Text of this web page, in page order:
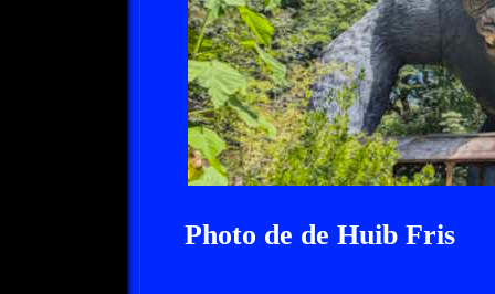
Photo de de Huib Fris